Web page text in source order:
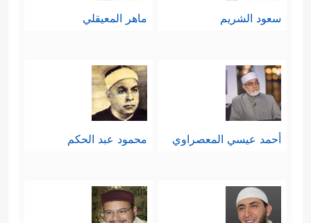
سعود الشريم ماهر المعيقلي
أحمد عيسي المعصراوي محمود عبد الحكم